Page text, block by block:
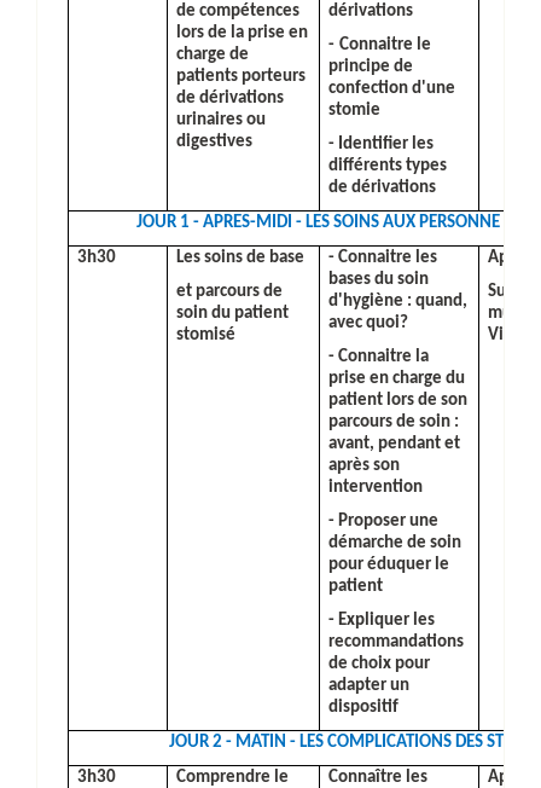
de compétences
lors de la prise en
charge de
patients porteurs
de dérivations
urinaires ou
digestives
dérivations
- Connaitre le
principe de
confection d'une
stomie
- Identifier les
différents types
de dérivations
JOUR 1 - APRES-MIDI - LES SOINS AUX PERSONNE
3h30
Les soins de base
et parcours de
soin du patient
stomisé
- Connaitre les
bases du soin
d'hygiène : quand,
avec quoi?
- Connaitre la
prise en charge du
patient lors de son
parcours de soin :
avant, pendant et
après son
intervention
- Proposer une
démarche de soin
pour éduquer le
patient
- Expliquer les
recommandations
de choix pour
adapter un
dispositif
Vidéos
JOUR 2 - MATIN - LES COMPLICATIONS DES
3h30
Comprendre le
Connaître les